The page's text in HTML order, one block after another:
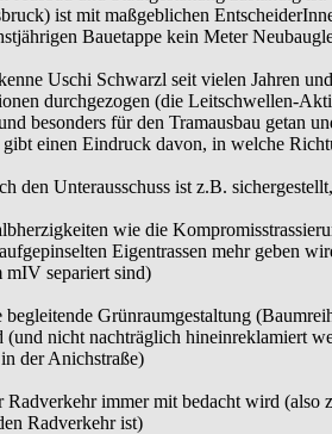
ist mit maßgeblichen
Bauetappe kein Meter
Uschi Schwarzl seit vielen Jahren
durchgezogen (die Leitschwellen-
besonders für den Tramausbau getan
gibt einen Eindruck davon, in welche
den Unterausschuss ist z.B.
wie die
Eigentrassen mehr geben
mIV separiert sind)
begleitende Grünraumgestaltung
(und nicht nachträglich hineinreklamiert
der Anichstraße)
Radverkehr immer mit bedacht wird (also
Radverkehr ist)